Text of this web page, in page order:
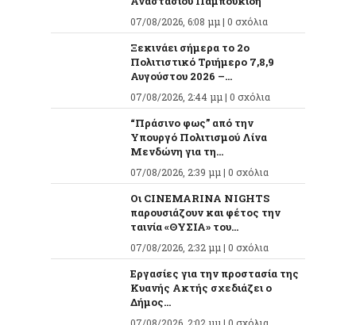
07/08/2026, 6:08 μμ | 0 σχόλια
Ξεκινάει σήμερα το 2ο
Πολιτιστικό Τριήμερο 7,8,9
Αυγούστου 2026 –...
07/08/2026, 2:44 μμ | 0 σχόλια
“Πράσινο φως” από την
Υπουργό Πολιτισμού Λίνα
Μενδώνη για τη...
07/08/2026, 2:39 μμ | 0 σχόλια
Οι CINEMARINA NIGHTS
παρουσιάζουν και φέτος την
ταινία «ΘΥΣΙΑ» του...
07/08/2026, 2:32 μμ | 0 σχόλια
Εργασίες για την προστασία της
Κυανής Ακτής σχεδιάζει ο
Δήμος...